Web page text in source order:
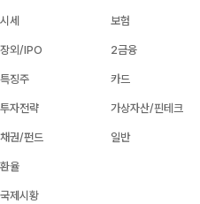
시세
장외/IPO
특징주
투자전략
채권/펀드
환율
국제시황
보험
2금융
카드
가상자산/핀테크
일반